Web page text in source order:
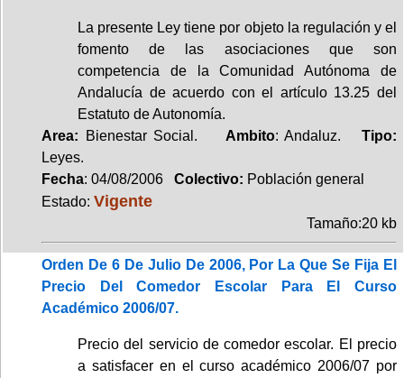
La presente Ley tiene por objeto la regulación y el
fomento de las asociaciones que son
competencia de la Comunidad Autónoma de
Andalucía de acuerdo con el artículo 13.25 del
Estatuto de Autonomía.
Area: Bienestar Social. Ambito: Andaluz.Tipo:
Leyes.
Fecha: 04/08/2006 Colectivo: Población general
Estado: Vigente
Tamaño:20 kb
Orden De 6 De Julio De 2006, Por La Que Se Fija El
Precio Del Comedor Escolar Para El Curso
Académico 2006/07.
Precio del servicio de comedor escolar. El precio
a satisfacer en el curso académico 2006/07 por